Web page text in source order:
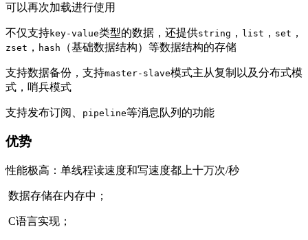
可以再次加载进行使用
不仅支持key-value类型的数据，还提供string ， list ， set ，
zset ， hash （基础数据结构）等数据结构的存储
支持数据备份，支持master-slave模式主从复制以及分布式模
式，哨兵模式
支持发布订阅、 pipeline等消息队列的功能
优势
性能极高：单线程读速度和写速度都上十万次/秒
​ 数据存储在内存中；
​ C语言实现；